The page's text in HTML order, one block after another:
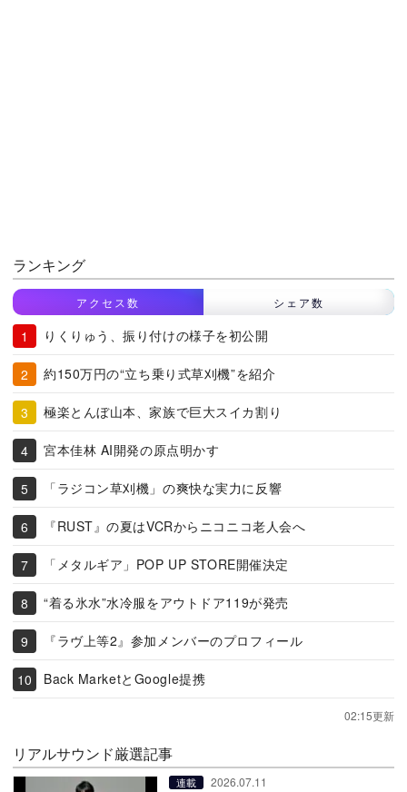
ランキング
アクセス数 シェア数
りくりゅう、振り付けの様子を初公開
約150万円の“立ち乗り式草刈機”を紹介
極楽とんぼ山本、家族で巨大スイカ割り
宮本佳林 AI開発の原点明かす
「ラジコン草刈機」の爽快な実力に反響
『RUST』の夏はVCRからニコニコ老人会へ
「メタルギア」POP UP STORE開催決定
“着る氷水”水冷服をアウトドア119が発売
『ラヴ上等2』参加メンバーのプロフィール
Back MarketとGoogle提携
02:15更新
リアルサウンド厳選記事
連載 2026.07.11